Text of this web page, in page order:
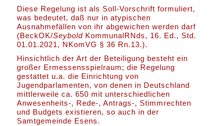
Diese Regelung ist als Soll-Vorschrift formuliert,
was bedeutet, daß nur in atypischen
Ausnahmefällen von ihr abgewichen werden darf
(BeckOK/Seybold KommunalRNds, 16. Ed., Std.
01.01.2021, NKomVG § 36 Rn.13.).
Hinsichtlich der Art der Beteiligung besteht ein
großer Ermessensspielraum; die Regelung
gestattet u.a. die Einrichtung von
Jugendparlamenten, von denen in Deutschland
mittlerweile ca. 650 mit unterschiedlichen
Anwesenheits-, Rede-, Antrags-, Stimmrechten
und Budgets existieren, so auch in der
Samtgemeinde Esens.